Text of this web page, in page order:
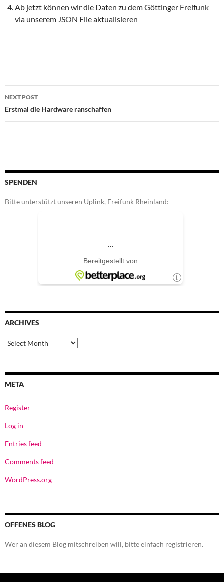
Ab jetzt können wir die Daten zu dem Göttinger Freifunk
via unserem JSON File aktualisieren
Post
navigation
NEXT POST
Erstmal die Hardware ranschaffen
SPENDEN
Bitte unterstützt unseren Uplink, Freifunk Rheinland:
ARCHIVES
Archives
META
Register
Log in
Entries feed
Comments feed
WordPress.org
OFFENES BLOG
Wer an diesem Blog mitschreiben will, bitte einfach registrieren.